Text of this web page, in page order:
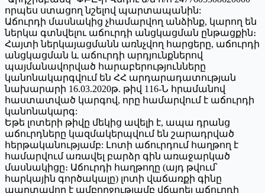
որպես ստացող նշելով պարտապանին:
Աճուրդի մասնակից չհամարվող անձինք, կարող են
ներկա գտնվելու աճուրդի անցկացման ընթացքին։
Հայտի ներկայացմանն առնչվող հարցերը, աճուրդի
անցկացման և աճուրդի արդյունքներով
պայմանավորված հարաբերությունները
կանոնակարգվում են ՀՀ արդարադատության
նախարարի 16.03.2020թ. թիվ 116-Ն հրամանով
հաստատված կարգով, որը համարվում է աճուրդի
կանոնակարգ:
Եթե լոտերի թիվը մեկից ավելի է, ապա դրանց
աճուրդները կազմակերպվում են շարադրված
հերթականությամբ: Լոտի աճուրդում հաղթող է
համարվում առավել բարձր գին առաջարկած
մասնակիցը։ Աճուրդի հաղթողը (այդ թվում՝
հարկային գործակալը) լոտի վաճառքի գինը
պարտավոր է ամբողջությամբ վճարել աճուրդի